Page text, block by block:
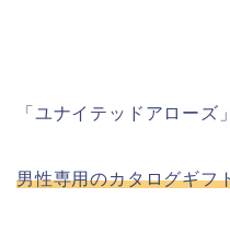
「ユナイテッドアローズ
男性専用のカタログギフ